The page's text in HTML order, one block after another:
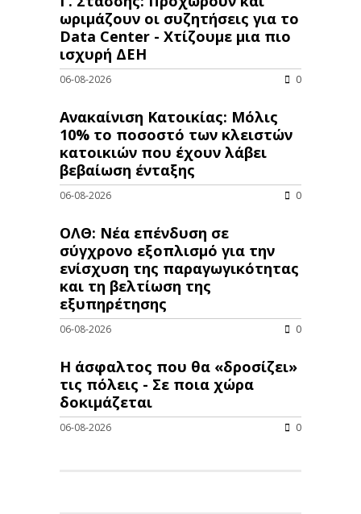
ωριμάζουν οι συζητήσεις για το
Data Center - Χτίζουμε μια πιο
ισχυρή ΔΕΗ
06-08-2026 0
Ανακαίνιση Κατοικίας: Μόλις
10% το ποσοστό των κλειστών
κατοικιών που έχουν λάβει
βεβαίωση ένταξης
06-08-2026 0
ΟΛΘ: Νέα επένδυση σε
σύγχρονο εξοπλισμό για την
ενίσχυση της παραγωγικότητας
και τη βελτίωση της
εξυπηρέτησης
06-08-2026 0
Η άσφαλτος που θα «δροσίζει»
τις πόλεις - Σε ποια χώρα
δοκιμάζεται
06-08-2026 0